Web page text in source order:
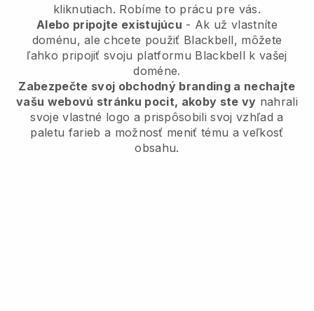
kliknutiach. Robíme to prácu pre vás.
Alebo pripojte existujúcu - Ak už vlastníte
doménu, ale chcete použiť Blackbell, môžete
ľahko pripojiť svoju platformu Blackbell k vašej
doméne.
Zabezpečte svoj obchodný branding a nechajte
vašu webovú stránku pocit, akoby ste vy nahrali
svoje vlastné logo a prispôsobili svoj vzhľad a
paletu farieb a možnosť meniť tému a veľkosť
obsahu.